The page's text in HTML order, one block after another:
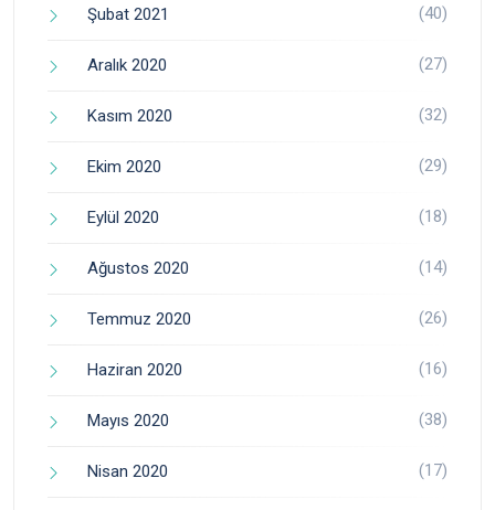
Şubat 2021 (40)
Aralık 2020 (27)
Kasım 2020 (32)
Ekim 2020 (29)
Eylül 2020 (18)
Ağustos 2020 (14)
Temmuz 2020 (26)
Haziran 2020 (16)
Mayıs 2020 (38)
Nisan 2020 (17)